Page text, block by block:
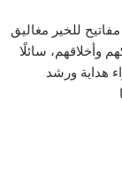
للخير مغاليق
وأخلاقهم، سائلًا
هداية ورشد